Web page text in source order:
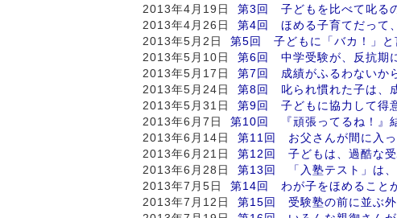
2013年4月19日 第3回 子どもを比べて叱る
2013年4月26日 第4回 ほめる子育てだって
2013年5月2日 第5回 子どもに「バカ！」と
2013年5月10日 第6回 中学受験が、反抗期
2013年5月17日 第7回 成績がふるわないか
2013年5月24日 第8回 叱られ慣れた子は、
2013年5月31日 第9回 子どもに協力して得
2013年6月7日 第10回 『頑張ってるね！』
2013年6月14日 第11回 お父さんが間に入っ
2013年6月21日 第12回 子どもは、過酷な受
2013年6月28日 第13回 「入塾テスト」は、
2013年7月5日 第14回 わが子をほめること
2013年7月12日 第15回 受験塾の前に並ぶ外